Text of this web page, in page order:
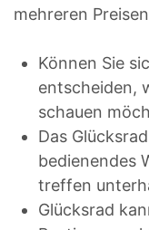
mehreren
Können Sie
entscheiden,
schauen
Das
bedienendes
treffen
Glücksrad